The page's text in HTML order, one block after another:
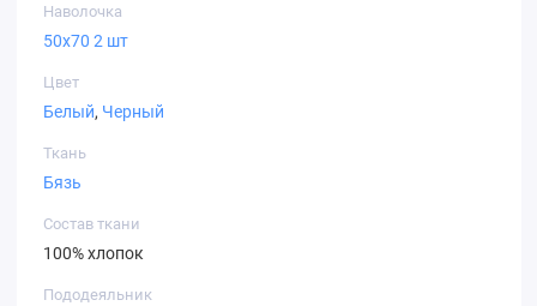
Наволочка
50х70 2 шт
Цвет
Белый, Черный
Ткань
Бязь
Состав ткани
100% хлопок
Пододеяльник